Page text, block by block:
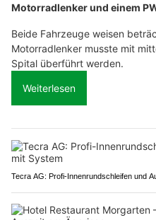
Motorradlenker und einem
Beide Fahrzeuge weisen
Motorradlenker musste mit
Spital überführt werden.
Weiterlesen
Tecra AG: Profi-Innenrundschleifen und